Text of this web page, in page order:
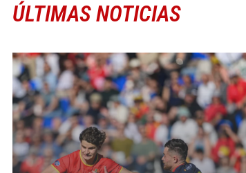
ÚLTIMAS NOTICIAS